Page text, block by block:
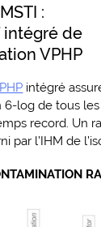
:
de
VPHP
intégré
6-log de tous
record. Un
par l’IHM de